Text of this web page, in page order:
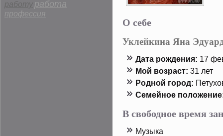
работу работа
профессия
О себе
Уклейкина Яна
Дата рοждения: 17
Мой возраст: 31 лет
Родной горοд:
Семейнοе
В свободное время
Музыка